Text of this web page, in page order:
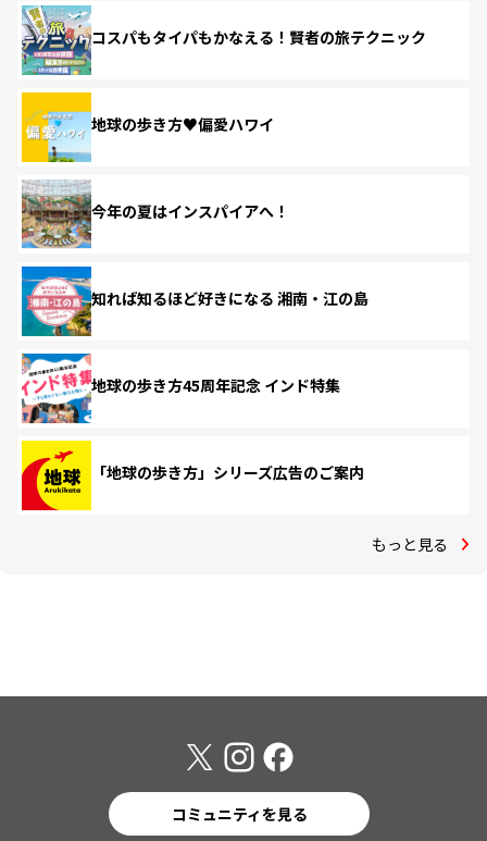
コスパもタイパもかなえる！賢者の旅テクニック
地球の歩き方♥偏愛ハワイ
今年の夏はインスパイアへ！
知れば知るほど好きになる 湘南・江の島
地球の歩き方45周年記念 インド特集
「地球の歩き方」シリーズ広告のご案内
もっと見る
コミュニティを見る